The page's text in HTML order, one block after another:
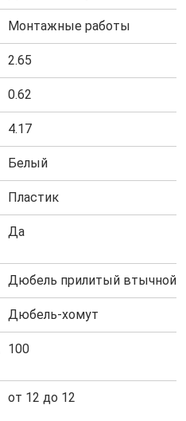
Монтажные работы
2.65
0.62
4.17
Белый
Пластик
Да
Дюбель прилитый втычной
Дюбель-хомут
100
от 12 до 12